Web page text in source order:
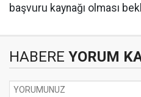
başvuru kaynağı olması
HABERE YORUM